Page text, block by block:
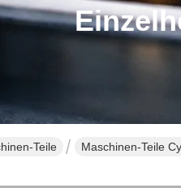
Teile Maschinen-Teile